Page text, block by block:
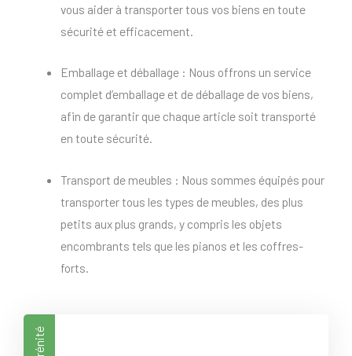
vous aider à transporter tous vos biens en toute
sécurité et efficacement.
Emballage et déballage : Nous offrons un service
complet d’emballage et de déballage de vos biens,
afin de garantir que chaque article soit transporté
en toute sécurité.
Transport de meubles : Nous sommes équipés pour
transporter tous les types de meubles, des plus
petits aux plus grands, y compris les objets
encombrants tels que les pianos et les coffres-
forts.